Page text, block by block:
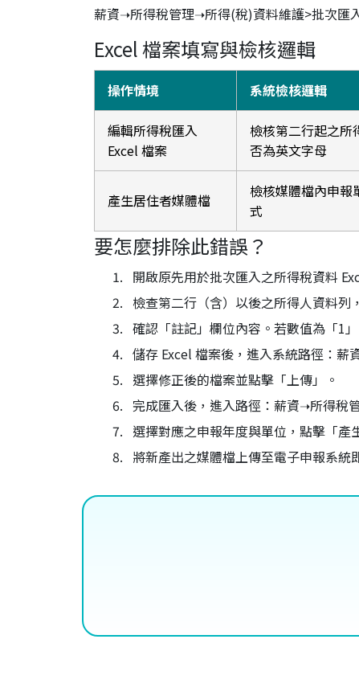
薪資➝所得稅管理➝所得(稅)資料維護>批次匯
Excel 檔案填寫與檢核邏輯
操作情境 系統檢核邏輯
編輯所得稅匯入
Excel 檔案
檢核第二行起之所
否為英文字母
產生居住者媒體檔
檢核媒體檔內申報
式
要怎麼排除此錯誤？
開啟原先用於批次匯入之所得稅資料
檢查第二行（含）以後之所得人資料列
確認「註記」欄位內容。若數值為「1
儲存 Excel 檔案後，進入系統路徑：
選擇修正後的檔案並點擊「上傳」。
完成匯入後，進入路徑：薪資➝所得稅
選擇對應之申報年度與單位，點擊「產
將新產出之媒體檔上傳至電子申報系統